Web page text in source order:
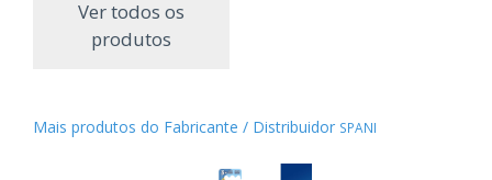
Ver todos os
produtos
Mais produtos do Fabricante / Distribuidor SPANI